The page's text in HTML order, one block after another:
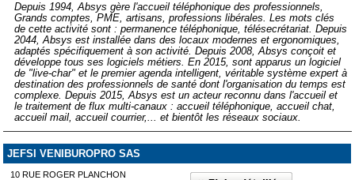
Depuis 1994, Absys gère l'accueil téléphonique des professionnels,
Grands comptes, PME, artisans, professions libérales. Les mots clés
de cette activité sont : permanence téléphonique, télésecrétariat. Depuis
2044, Absys est installée dans des locaux modernes et ergonomiques,
adaptés spécifiquement à son activité. Depuis 2008, Absys conçoit et
développe tous ses logiciels métiers. En 2015, sont apparus un logiciel
de "live-char" et le premier agenda intelligent, véritable système expert à
destination des professionnels de santé dont l'organisation du temps est
complexe. Depuis 2015, Absys est un acteur reconnu dans l'accueil et
le traitement de flux multi-canaux : accueil téléphonique, accueil chat,
accueil mail, accueil courrier,... et bientôt les réseaux sociaux.
JEFSI VENIBUROPRO SAS
10 RUE ROGER PLANCHON